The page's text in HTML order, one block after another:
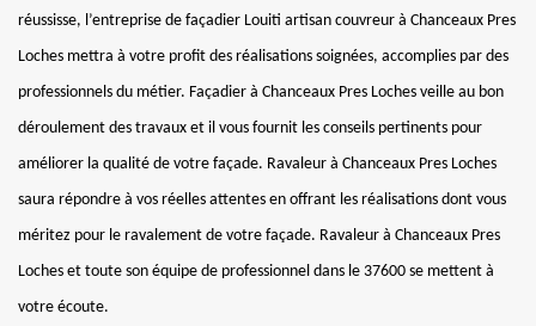
réussisse, l’entreprise de façadier Louiti artisan couvreur à Chanceaux Pres
Loches mettra à votre profit des réalisations soignées, accomplies par des
professionnels du métier. Façadier à Chanceaux Pres Loches veille au bon
déroulement des travaux et il vous fournit les conseils pertinents pour
améliorer la qualité de votre façade. Ravaleur à Chanceaux Pres Loches
saura répondre à vos réelles attentes en offrant les réalisations dont vous
méritez pour le ravalement de votre façade. Ravaleur à Chanceaux Pres
Loches et toute son équipe de professionnel dans le 37600 se mettent à
votre écoute.